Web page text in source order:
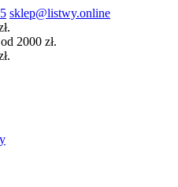
sklep@listwy.online
2000 zł.